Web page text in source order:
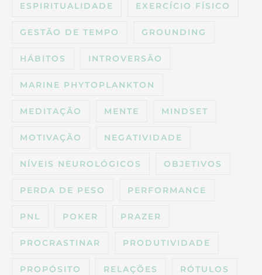
ESPIRITUALIDADE EXERCÍCIO FÍSICO
GESTÃO DE TEMPO GROUNDING
HÁBITOS INTROVERSÃO
MARINE PHYTOPLANKTON
MEDITAÇÃO MENTE MINDSET
MOTIVAÇÃO NEGATIVIDADE
NÍVEIS NEUROLÓGICOS OBJETIVOS
PERDA DE PESO PERFORMANCE
PNL POKER PRAZER
PROCRASTINAR PRODUTIVIDADE
PROPÓSITO RELAÇÕES RÓTULOS